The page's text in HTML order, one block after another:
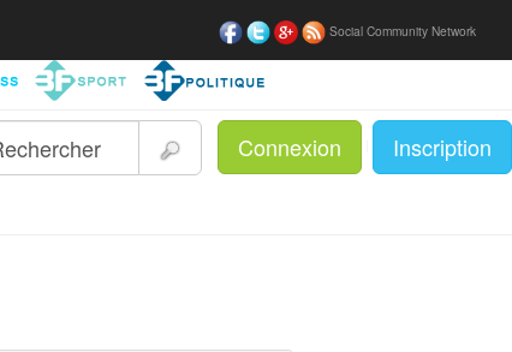
Connexion Inscription
Social Community Network